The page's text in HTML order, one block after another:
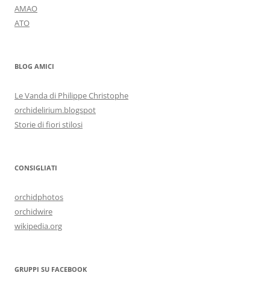
AMAO
ATO
BLOG AMICI
Le Vanda di Philippe Christophe
orchidelirium.blogspot
Storie di fiori stilosi
CONSIGLIATI
orchidphotos
orchidwire
wikipedia.org
GRUPPI SU FACEBOOK